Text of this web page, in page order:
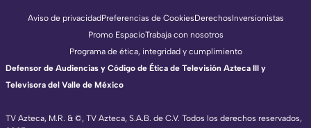
TV Azteca, M.R. & ©, TV Azteca, S.A.B. de C.V. Todos los derechos reservados,
Aviso de privacidadPreferencias de CookiesDerechosInversionistas
Promo EspacioTrabaja con nosotros
Programa de ética, integridad y cumplimiento
Defensor de Audiencias y Código de Ética de Televisión Azteca III y
Televisora del Valle de México